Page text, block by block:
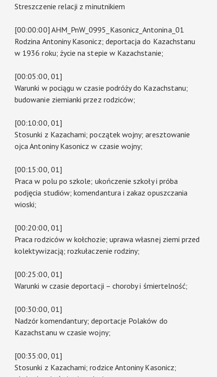
Streszczenie relacji z minutnikiem
[00:00:00] AHM_PnW_0995_Kasonicz_Antonina_01
Rodzina Antoniny Kasonicz; deportacja do Kazachstanu
w 1936 roku; życie na stepie w Kazachstanie;
[00:05:00, 01]
Warunki w pociągu w czasie podróży do Kazachstanu;
budowanie ziemianki przez rodziców;
[00:10:00, 01]
Stosunki z Kazachami; początek wojny; aresztowanie
ojca Antoniny Kasonicz w czasie wojny;
[00:15:00, 01]
Praca w polu po szkole; ukończenie szkoły i próba
podjęcia studiów; komendantura i zakaz opuszczania
wioski;
[00:20:00, 01]
Praca rodziców w kołchozie; uprawa własnej ziemi przed
kolektywizacją; rozkułaczenie rodziny;
[00:25:00, 01]
Warunki w czasie deportacji – choroby i śmiertelność;
[00:30:00, 01]
Nadzór komendantury; deportacje Polaków do
Kazachstanu w czasie wojny;
[00:35:00, 01]
Stosunki z Kazachami; rodzice Antoniny Kasonicz;